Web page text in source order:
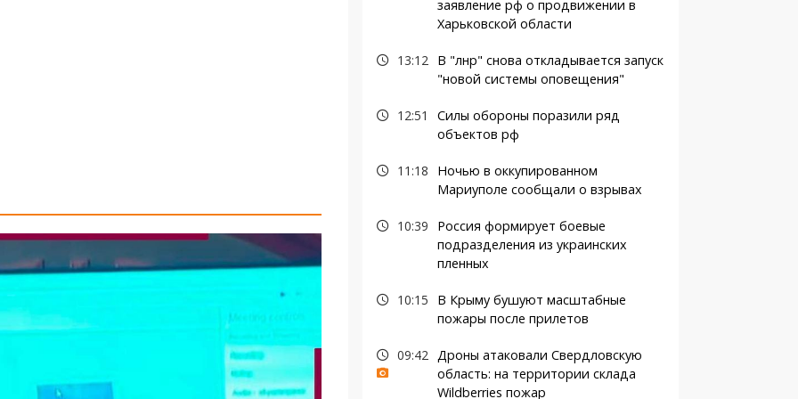
заявление рф о продвижении в
Харьковской области
13:12
В "лнр" снова откладывается запуск
"новой системы оповещения"
12:51
Силы обороны поразили ряд
объектов рф
11:18
Ночью в оккупированном
Мариуполе сообщали о взрывах
10:39
Россия формирует боевые
подразделения из украинских
пленных
10:15
В Крыму бушуют масштабные
пожары после прилетов
09:42 Дроны атаковали Свердловскую
область: на территории склада
Wildberries пожар